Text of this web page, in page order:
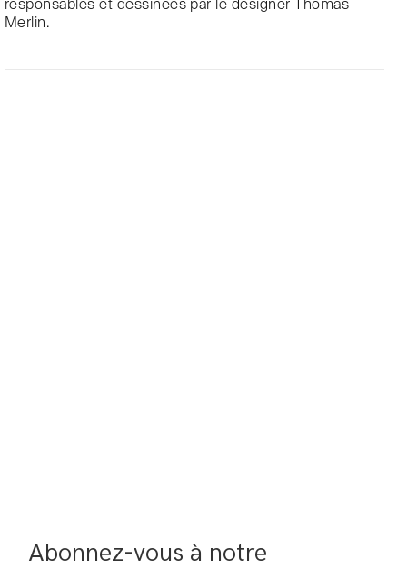
responsables et dessinées par le designer Thomas
Merlin.
Abonnez-vous à notre